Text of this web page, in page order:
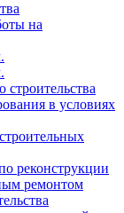
на
строительства
в условиях
реконструкции
ремонтом